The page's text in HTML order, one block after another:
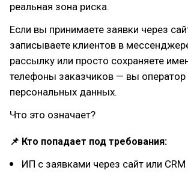
реальная зона риска.
Если вы принимаете заявки через
записываете клиентов в
рассылку или просто сохраняете
телефоны заказчиков — вы оператор
персональных данных.
Что это означает?
📌 Кто попадает под требования:
ИП с заявками через сайт или CRM